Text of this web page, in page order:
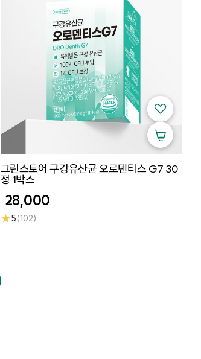
그린스토어 구강유산균 오로덴티스 G7 30
정 1박스
28,000
★5(102)